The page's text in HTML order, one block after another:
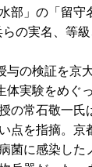
部」の「留
の実名、等
の検証を京
実験をめぐ
の常石敬一
点を指摘。
菌に感染し